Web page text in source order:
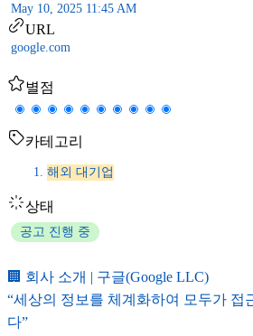
May 10, 2025 11:45 AM
URL
google.com
별점
카테고리
해외 대기업
상태
공고 진행 중
🏢 회사 소개 | 구글(Google LLC)
“세상의 정보를 체계화하여 모두가 접
다”